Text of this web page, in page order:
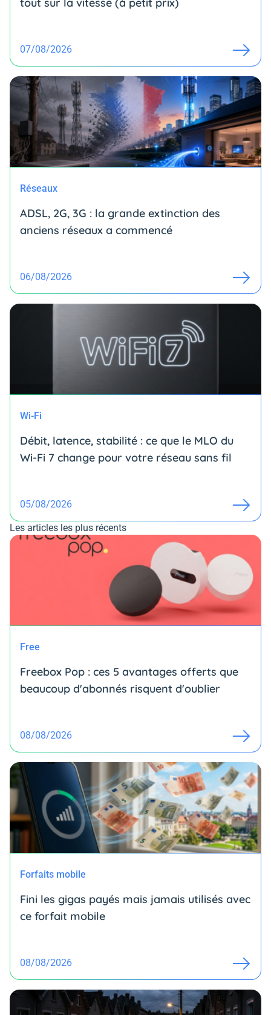
tout sur la vitesse (à petit prix)
07/08/2026
Réseaux
ADSL, 2G, 3G : la grande extinction des
anciens réseaux a commencé
06/08/2026
Wi-Fi
Débit, latence, stabilité : ce que le MLO du
Wi-Fi 7 change pour votre réseau sans fil
05/08/2026
Les articles les plus récents
Free
Freebox Pop : ces 5 avantages offerts que
beaucoup d'abonnés risquent d'oublier
08/08/2026
Forfaits mobile
Fini les gigas payés mais jamais utilisés avec
ce forfait mobile
08/08/2026